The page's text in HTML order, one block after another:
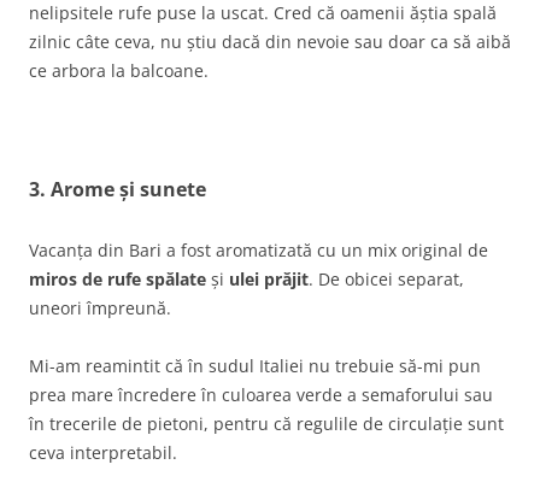
nelipsitele rufe puse la uscat. Cred că oamenii ăștia spală
zilnic câte ceva, nu știu dacă din nevoie sau doar ca să aibă
ce arbora la balcoane.
3. Arome și sunete
Vacanța din Bari a fost aromatizată cu un mix original de
miros de rufe spălate și ulei prăjit. De obicei separat,
uneori împreună.
Mi-am reamintit că în sudul Italiei nu trebuie să-mi pun
prea mare încredere în culoarea verde a semaforului sau
în trecerile de pietoni, pentru că regulile de circulație sunt
ceva interpretabil.